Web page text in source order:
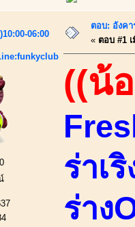
06:00
ตอบ: อังค
« ตอบ #1
((น้
ร่าเ
ร่าง